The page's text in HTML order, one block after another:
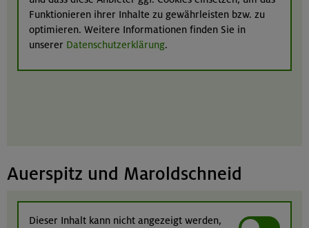
Funktionieren ihrer Inhalte zu gewährleisten bzw. zu
optimieren. Weitere Informationen finden Sie in
unserer Datenschutzerklärung.
Auerspitz und Maroldschneid
Dieser Inhalt kann nicht angezeigt werden,